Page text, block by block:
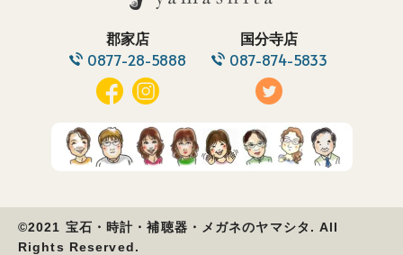
郡家店
0877-28-5888
国分寺店
087-874-5833
©2021 宝石・時計・補聴器・メガネのヤマシタ. All
Rights Reserved.